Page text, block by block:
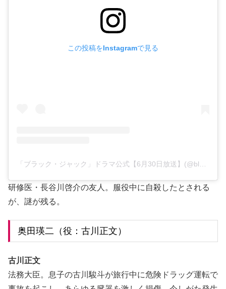
この投稿をInstagramで見る
研修医・長谷川啓介の友人。服役中に自殺したとされる
が、謎が残る。
奥田瑛二（役：古川正文）
古川正文
法務大臣。息子の古川駿斗が旅行中に危険ドラッグ運転で